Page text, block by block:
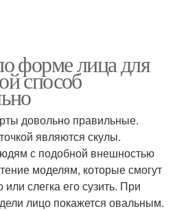
форме лица для
способ
довольно правильные.
являются скулы.
с подобной внешностью
моделям, которые смогут
слегка его сузить. При
лицо покажется овальным.